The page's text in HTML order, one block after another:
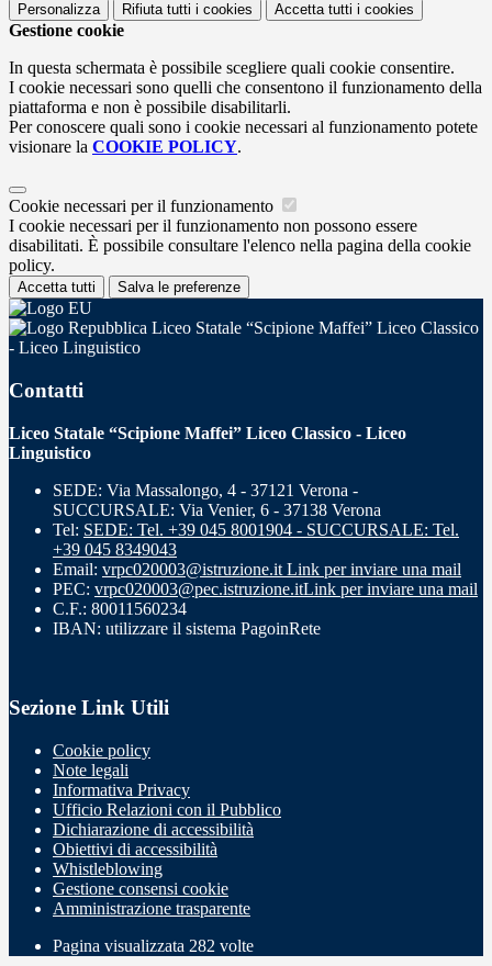
Personalizza Rifiuta tutti i cookies Accetta tutti i cookies
Gestione cookie
In questa schermata è possibile scegliere quali cookie consentire.
I cookie necessari sono quelli che consentono il funzionamento della
piattaforma e non è possibile disabilitarli.
Per conoscere quali sono i cookie necessari al funzionamento potete
visionare la COOKIE POLICY.
Cookie necessari per il funzionamento
I cookie necessari per il funzionamento non possono essere
disabilitati. È possibile consultare l'elenco nella pagina della cookie
policy.
Accetta tutti Salva le preferenze
Liceo Statale “Scipione Maffei” Liceo Classico
- Liceo Linguistico
Contatti
Liceo Statale “Scipione Maffei” Liceo Classico - Liceo
Linguistico
SEDE: Via Massalongo, 4 - 37121 Verona -
SUCCURSALE: Via Venier, 6 - 37138 Verona
Tel: SEDE: Tel. +39 045 8001904 - SUCCURSALE: Tel.
+39 045 8349043
Email: vrpc020003@istruzione.it Link per inviare una mail
PEC: vrpc020003@pec.istruzione.itLink per inviare una mail
C.F.: 80011560234
IBAN: utilizzare il sistema PagoinRete
Sezione Link Utili
Cookie policy
Note legali
Informativa Privacy
Ufficio Relazioni con il Pubblico
Dichiarazione di accessibilità
Obiettivi di accessibilità
Whistleblowing
Gestione consensi cookie
Amministrazione trasparente
Pagina visualizzata 282 volte